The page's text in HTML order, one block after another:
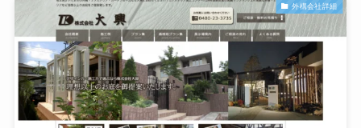
外構会社詳細